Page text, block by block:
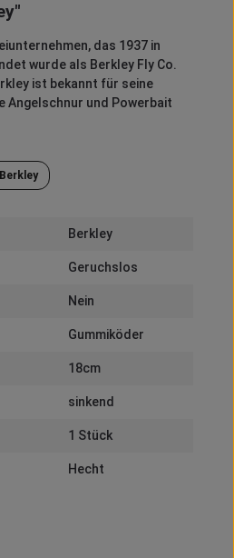
das 1937 in
wurde als Berkley FlyCo.
ist bekannt für seine
Angelschnur und Powerbait
Berkley
Geruchslos
Nein
Gummiköder
18cm
sinkend
1 Stück
Hecht